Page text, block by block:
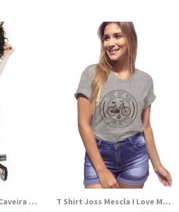
T-Shirt Joss Mescla Caveira Charuto T Shirt Joss Mescla I Love My Bike